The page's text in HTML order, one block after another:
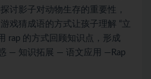
讨影子对动物生存的重要性，
戏猜成语的方式让孩子理解 “立
rap 的方式回顾知识点，形成
— 知识拓展 — 语文应用 —Rap